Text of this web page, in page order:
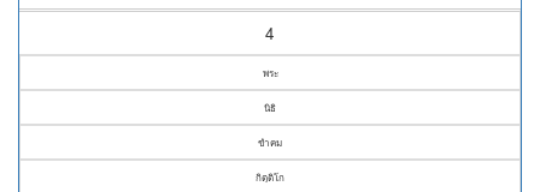
4
พระ
นิธิ
ขำคม
กิตฺติโก